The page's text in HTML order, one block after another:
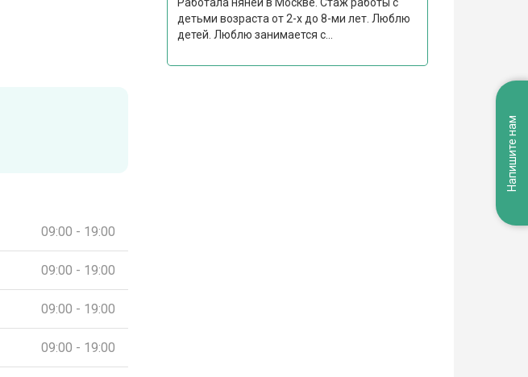
09:00 - 19:00
09:00 - 19:00
09:00 - 19:00
09:00 - 19:00
детьми возраста от 2-х до 8-ми лет. Люблю
детей. Люблю занимается с...
Напишите нам